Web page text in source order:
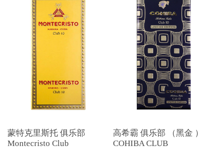
蒙特克里斯托 俱乐部
Montecristo Club
高希霸 俱乐部 （黑金 ）
COHIBA CLUB